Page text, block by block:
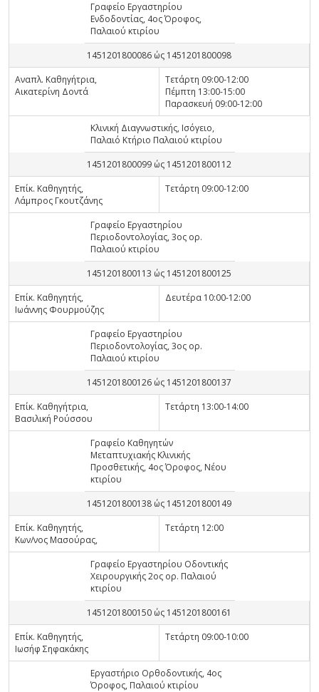
Γραφείο Εργαστηρίου
Ενδοδοντίας, 4ος Όροφος,
Παλαιού κτιρίου
1451201800086 ώς 1451201800098
Αναπλ. Καθηγήτρια,
Αικατερίνη Δοντά
Τετάρτη 09:00-12:00
Πέμπτη 13:00-15:00
Παρασκευή 09:00-12:00
Κλινική Διαγνωστικής, Ισόγειο,
Παλαιό Κτήριο Παλαιού κτιρίου
1451201800099 ώς 1451201800112
Επίκ. Καθηγητής,
Λάμπρος Γκουτζάνης
Τετάρτη 09:00-12:00
Γραφείο Εργαστηρίου
Περιοδοντολογίας, 3ος ορ.
Παλαιού κτιρίου
1451201800113 ώς 1451201800125
Επίκ. Καθηγητής,
Ιωάννης Φουρμούζης
Δευτέρα 10:00-12:00
Γραφείο Εργαστηρίου
Περιοδοντολογίας, 3ος ορ.
Παλαιού κτιρίου
1451201800126 ώς 1451201800137
Επίκ. Καθηγήτρια,
Βασιλική Ρούσσου
Τετάρτη 13:00-14:00
Γραφείο Καθηγητών
Μεταπτυχιακής Κλινικής
Προσθετικής, 4ος Όροφος, Νέου
κτιρίου
1451201800138 ώς 1451201800149
Επίκ. Καθηγητής,
Κων/νος Μασούρας,
Τετάρτη 12:00
Γραφείο Εργαστηρίου Οδοντικής
Χειρουργικής 2ος ορ. Παλαιού
κτιρίου
1451201800150 ώς 1451201800161
Επίκ. Καθηγητής,
Ιωσήφ Σηφακάκης
Τετάρτη 09:00-10:00
Εργαστήριο Ορθοδοντικής, 4ος
Όροφος, Παλαιού κτιρίου